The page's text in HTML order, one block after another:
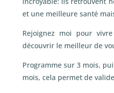
et une meilleure santé
Rejoignez moi pour
découvrir le meilleur de
Programme sur 3 mois,
mois, cela permet de